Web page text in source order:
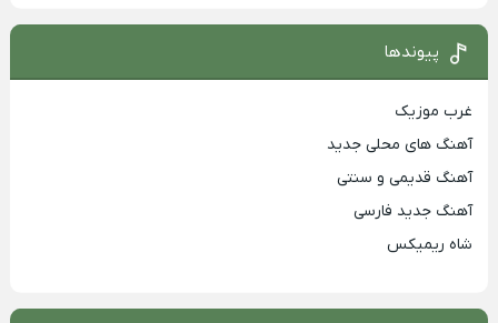
پیوندها
غرب موزیک
آهنگ های محلی جدید
آهنگ قدیمی و سنتی
آهنگ جدید فارسی
شاه ریمیکس